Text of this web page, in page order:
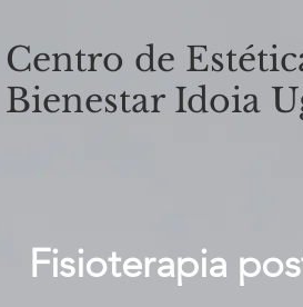
Centro de
Bienestar Idoia
Fisioterapia